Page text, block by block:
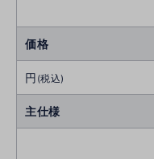
価格
円 (税込)
主仕様